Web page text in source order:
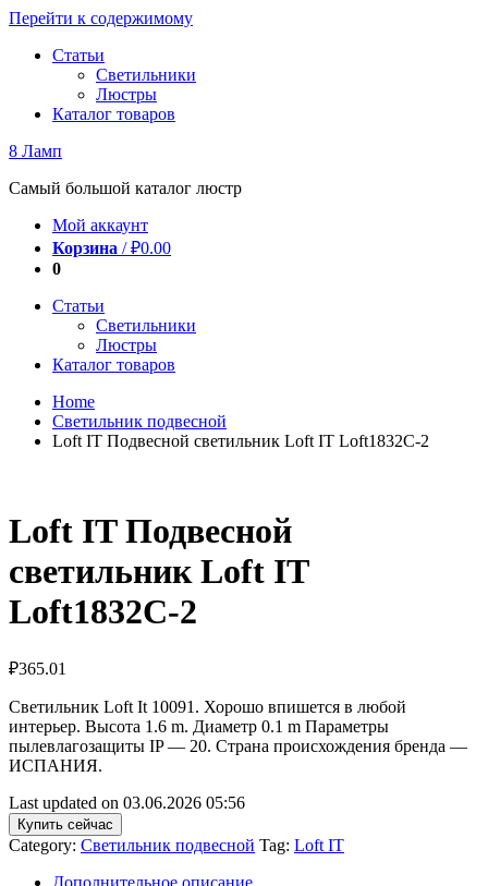
Перейти к содержимому
Статьи
Светильники
Люстры
Каталог товаров
8 Ламп
Самый большой каталог люстр
Мой аккаунт
Корзина /₽0.00
0
Статьи
Светильники
Люстры
Каталог товаров
Home
Светильник подвесной
Loft IT Подвесной светильник Loft IT Loft1832C-2
Loft IT Подвесной
светильник Loft IT
Loft1832C-2
₽365.01
Светильник Loft It 10091. Хорошо впишется в любой
интерьер. Высота 1.6 m. Диаметр 0.1 m Параметры
пылевлагозащиты IP — 20. Страна происхождения бренда —
ИСПАНИЯ.
Last updated on 03.06.2026 05:56
Купить сейчас
Category: Светильник подвесной Tag: Loft IT
Дополнительное описание